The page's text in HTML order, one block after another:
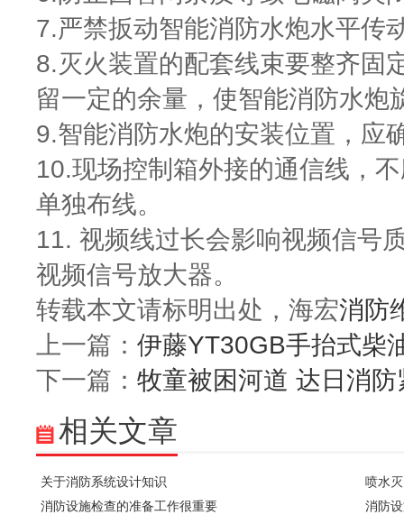
7.严禁扳动智能消防水炮水平传
8.灭火装置的配套线束要整齐固
留一定的余量，使智能消防水炮
9.智能消防水炮的安装位置，应
10.现场控制箱外接的通信线，
单独布线。
11. 视频线过长会影响视频信号
视频信号放大器。
转载本文请标明出处，海宏消防
上一篇： 伊藤YT30GB手抬式柴
下一篇： 牧童被困河道 达日消
相关文章
关于消防系统设计知识
喷水
消防设施检查的准备工作很重要
消防